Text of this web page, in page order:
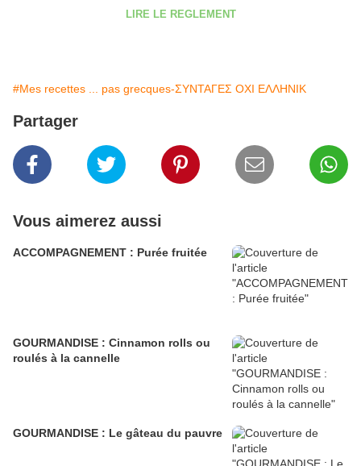
LIRE LE REGLEMENT
#Mes recettes ... pas grecques-ΣΥΝΤΑΓΕΣ ΟΧΙ ΕΛΛΗΝΙΚ
Partager
Vous aimerez aussi
ACCOMPAGNEMENT : Purée fruitée
GOURMANDISE : Cinnamon rolls ou
roulés à la cannelle
GOURMANDISE : Le gâteau du pauvre